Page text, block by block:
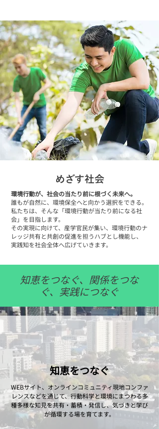
めざす社会
環境行動が、​社会の​当たり前に​根づく​未来へ。
誰もが​自然に、​環境保全へと​向かう​選択を​できる。​
私たちは、​そんな​「環境行動が​当たり前に​なる​社
会」を​目指します。
​その​実現に​向けて、​産学官民が集い、​環境行動の​ナ
レッジ共有と​共創の​促進を​担う​ハブとし機能し、​
実践知を​社会全体​へ​広げていきます。
知恵をつなぐ、関係をつな
ぐ、実践につなぐ
知恵をつなぐ
WEBサイト、​オンラインコミュニティ現地コンファ
レンスなどを​通じて、​行動科学と​環境に​まつわる​多
種​多様な​知見を​共有・蓄積・​発信し、​気づきと​学び
が​循環する​場を​育てます。